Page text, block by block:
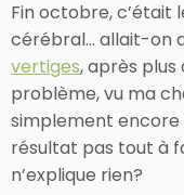
Fin octobre, c’était
cérébral… allait-on
vertiges, après plus
problème, vu ma
simplement encore
résultat pas tout à
n’explique rien?